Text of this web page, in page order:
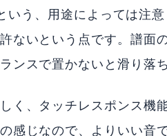
いう、用途によっては注
ないという点です。譜面
ンスで置かないと滑り落
く、タッチレスポンス機
感じなので、よりいい